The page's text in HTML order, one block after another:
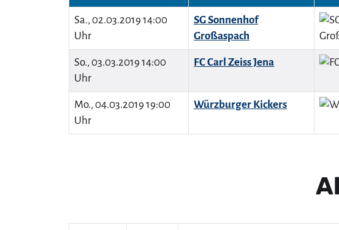
Sa., 02.03.2019 14:00
Uhr
SG Sonnenhof
Großaspach
So., 03.03.2019 14:00
Uhr
FC Carl Zeiss Jena
Mo., 04.03.2019 19:00
Uhr
Würzburger Kickers